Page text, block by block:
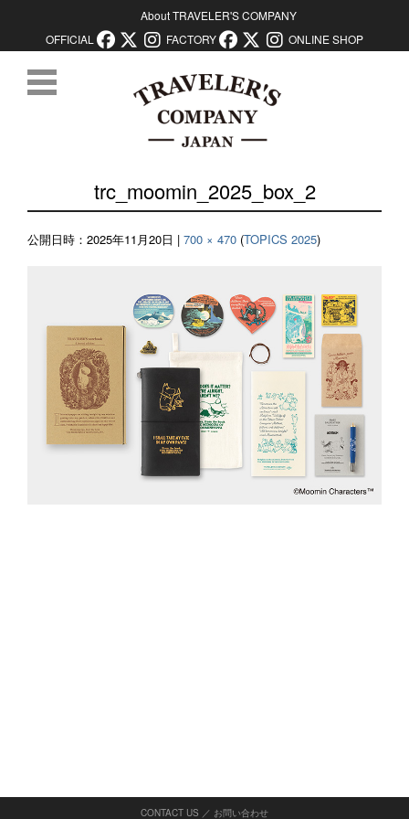
About TRAVELER'S COMPANY
OFFICIAL
FACTORY ONLINE SHOP
trc_moomin_2025_box_2
公開日時： 2025年11月20日 | 700 × 470 (TOPICS 2025)
CONTACT US ／ お問い合わせ